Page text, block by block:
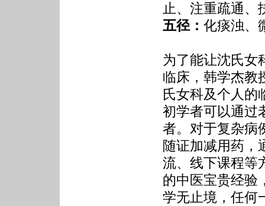
止、注重疏通、
五径： 化痰浊、
为了能让沈氏女
临床，韩学杰教
氏女科及个人的
初学者可以通过
者。对于复杂病
随证加减用药，
流、线下课程等
的中医宝贵经验
学无止境，任何